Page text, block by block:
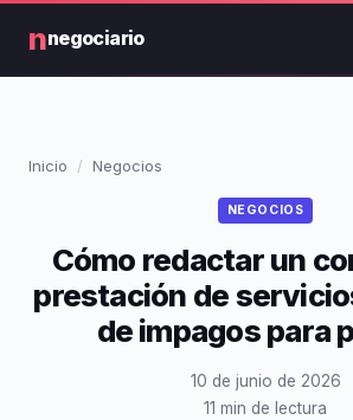
nnegociario
Inicio Negocios
NEGOCIOS
Cómo redactar un
prestación de
de impagos para
10 de junio de 2026
11 min de lectura